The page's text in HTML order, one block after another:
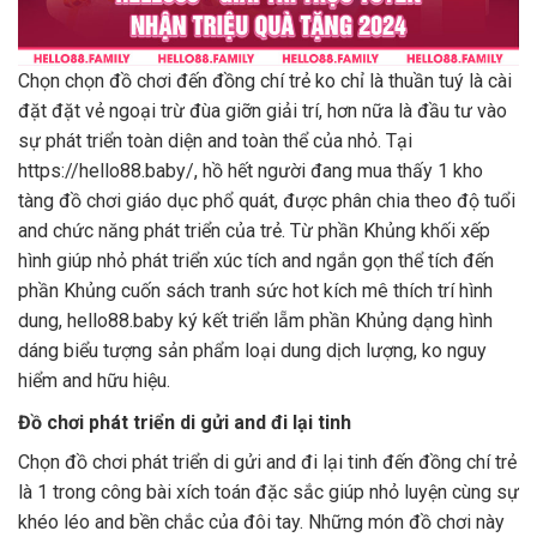
Chọn chọn đồ chơi đến đồng chí trẻ ko chỉ là thuần tuý là cài
đặt đặt vẻ ngoại trừ đùa giỡn giải trí, hơn nữa là đầu tư vào
sự phát triển toàn diện and toàn thể của nhỏ. Tại
https://hello88.baby/, hồ hết người đang mua thấy 1 kho
tàng đồ chơi giáo dục phổ quát, được phân chia theo độ tuổi
and chức năng phát triển của trẻ. Từ phần Khủng khối xếp
hình giúp nhỏ phát triển xúc tích and ngắn gọn thể tích đến
phần Khủng cuốn sách tranh sức hot kích mê thích trí hình
dung, hello88.baby ký kết triển lẵm phần Khủng dạng hình
dáng biểu tượng sản phẩm loại dung dịch lượng, ko nguy
hiểm and hữu hiệu.
Đồ chơi phát triển di gửi and đi lại tinh
Chọn đồ chơi phát triển di gửi and đi lại tinh đến đồng chí trẻ
là 1 trong công bài xích toán đặc sắc giúp nhỏ luyện cùng sự
khéo léo and bền chắc của đôi tay. Những món đồ chơi này